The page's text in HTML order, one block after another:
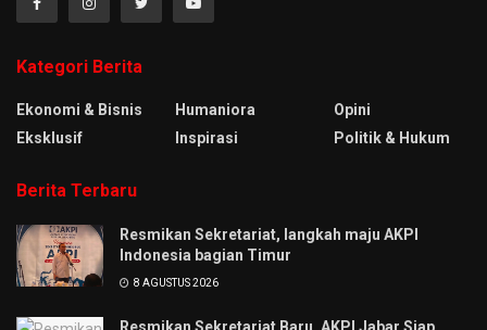
Kategori Berita
Ekonomi & Bisnis
Eksklusif
Humaniora
Inspirasi
Opini
Politik & Hukum
Berita Terbaru
Resmikan Sekretariat, langkah maju AKPI
Indonesia bagian Timur
8 AGUSTUS 2026